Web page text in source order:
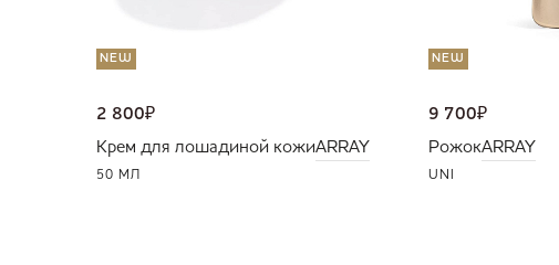
NEW
2 800₽
Крем для лошадиной кожиARRAY
50 МЛ
NEW
9 700₽
РожокARRAY
UNI